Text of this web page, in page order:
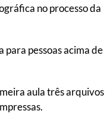
no processo da
para pessoas acima de
aula três arquivos